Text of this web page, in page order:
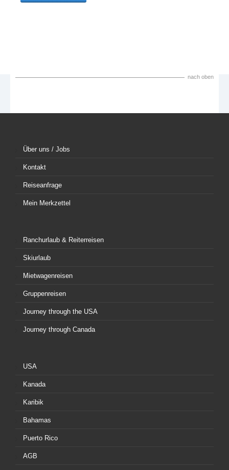
nach oben
Über uns / Jobs
Kontakt
Reiseanfrage
Mein Merkzettel
Ranchurlaub & Reiterreisen
Skiurlaub
Mietwagenreisen
Gruppenreisen
Journey through the USA
Journey through Canada
USA
Kanada
Karibik
Bahamas
Puerto Rico
AGB